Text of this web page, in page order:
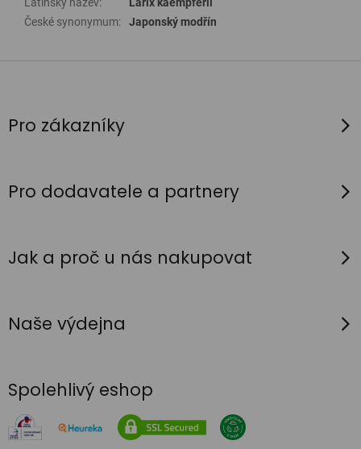
České synonymum: Japonský modřín
pPro zákazníky
Pro dodavatele a partnery
Jak a proč u nás nakupovat
Naše výdejna
Spolehlivý eshop